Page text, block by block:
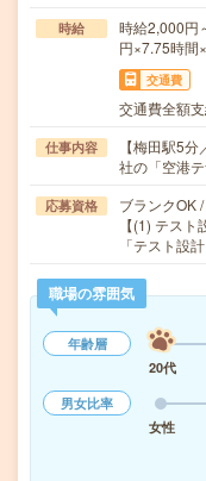
時給
時給2,000
円×7.75時間
交通費
交通費全額
仕事内容
【梅田駅5
社の「空港
応募資格
ブランクOK
【(1) テス
「テスト設
職場の雰囲気
年齢層
20代
男女比率
女性